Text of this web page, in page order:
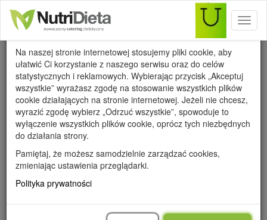
Bielsko-Biała
Wykorzystanie cookies
Na naszej stronie internetowej stosujemy pliki cookie, aby
ułatwić Ci korzystanie z naszego serwisu oraz do celów
statystycznych i reklamowych. Wybierając przycisk „Akceptuj
wszystkie” wyrażasz zgodę na stosowanie wszystkich plików
cookie działających na stronie internetowej. Jeżeli nie chcesz,
wyrazić zgodę wybierz „Odrzuć wszystkie”, spowoduje to
wyłączenie wszystkich plików cookie, oprócz tych niezbędnych
do działania strony.
Pamiętaj, że możesz samodzielnie zarządzać cookies,
zmieniając ustawienia przeglądarki.
Polityka prywatności